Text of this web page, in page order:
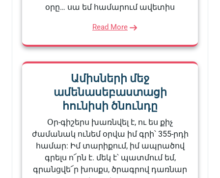
օրը… սա եմ համարում ավետիս
Read More
Ամիսների մեջ
ամենասեբաստացի
հունիսի ծնունդը
Օր-գիշերս խառնվել է, ու ես քիչ
ժամանակ ունեմ օրվա իմ գրի՝ 355-րդի
համար: Իմ տարիքում, իմ ապրածով
գրելս ո՜րն է. մեկ է՝ պատմում եմ,
գրանցվե՜ր խոսքս, ծրագրով դառնար